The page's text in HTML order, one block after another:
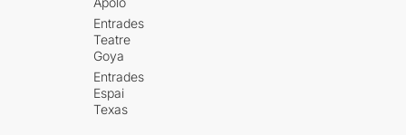
Entrades
Teatre
Goya
Entrades
Espai
Texas